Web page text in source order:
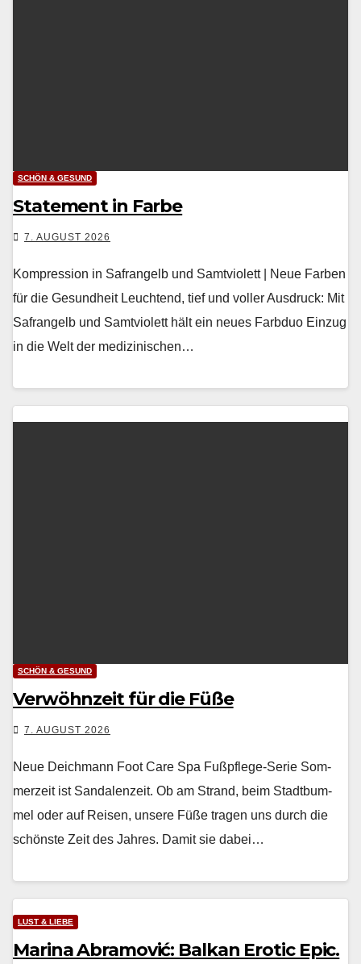
SCHÖN & GESUND
Statement in Farbe
7. AUGUST 2026
Kompression in Safrangelb und Samtviolett | Neue Farben
für die Gesundheit Leuch­t­end, tief und voller Aus­druck: Mit
Safrangelb und Samtvi­o­lett hält ein neues Farb­duo Einzug
in die Welt der medi­zinis­chen…
SCHÖN & GESUND
Verwöhnzeit für die Füße
7. AUGUST 2026
Neue Deichmann Foot Care Spa Fußpflege-Serie Som­
merzeit ist San­dalen­zeit. Ob am Strand, beim Stadt­bum­
mel oder auf Reisen, unsere Füße tra­gen uns durch die
schön­ste Zeit des Jahres. Damit sie dabei…
LUST & LIEBE
Marina Abramović: Balkan Erotic Epic.